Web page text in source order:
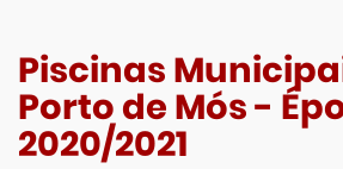
Piscinas
Porto de Mós -
2020/2021